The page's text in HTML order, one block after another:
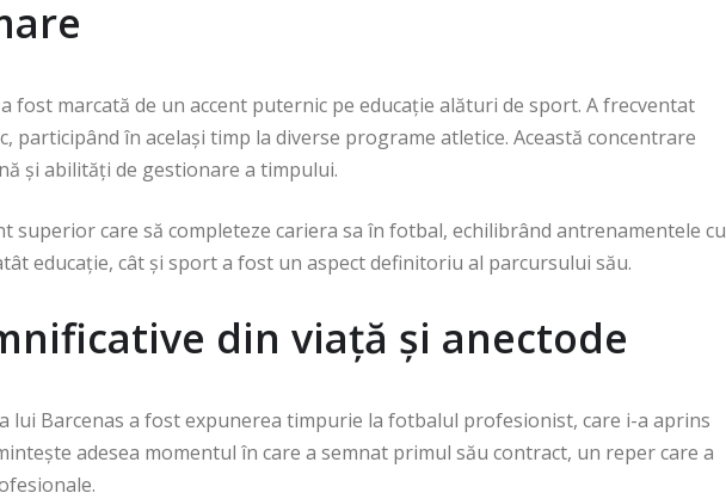
fost marcată de un accent puternic pe educație alături de sport. A frecventat
participând în același timp la diverse programe atletice. Această concentrare
și abilități de gestionare a timpului.
care să completeze cariera sa în fotbal, echilibrând antrenamentele cu
educație, cât și sport a fost un aspect definitoriu al parcursului său.
din viață și anectode
lui Barcenas a fost expunerea timpurie la fotbalul profesionist, care i-a aprins
adesea momentul în care a semnat primul său contract, un reper care a